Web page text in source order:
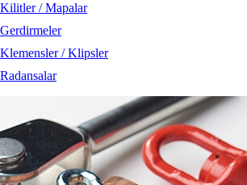
Kilitler / Mapalar
Gerdirmeler
Klemensler / Klipsler
Radansalar